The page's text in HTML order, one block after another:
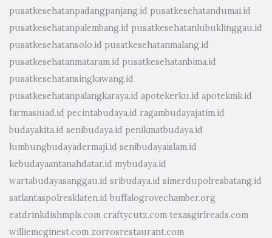
pusatkesehatanpadangpanjang.id pusatkesehatandumai.id
pusatkesehatanpalembang.id pusatkesehatanlubuklinggau.id
pusatkesehatansolo.id pusatkesehatanmalang.id
pusatkesehatanmataram.id pusatkesehatanbima.id
pusatkesehatansingkawang.id
pusatkesehatanpalangkaraya.id apotekerku.id apotekmk.id
farmasiuad.id pecintabudaya.id ragambudayajatim.id
budayakita.id senibudaya.id penikmatbudaya.id
lumbungbudayadermaji.id senibudayaislam.id
kebudayaantanahdatar.id mybudaya.id
wartabudayasanggau.id sribudaya.id simerdupolresbatang.id
satlantaspolresklaten.id buffalogrovechamber.org
eatdrinkdishmpls.com craftycutz.com texasgirlreads.com
williemcginest.com zorrosrestaurant.com